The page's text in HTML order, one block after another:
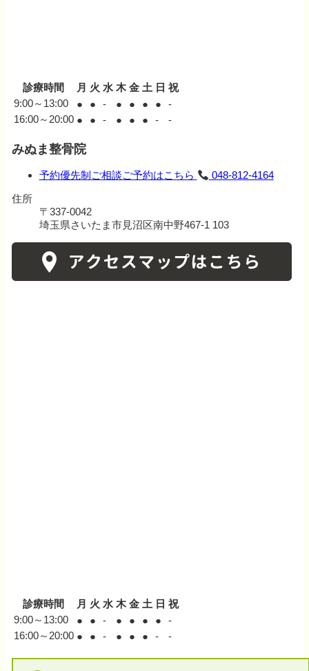
診療時間 月 火 水 木 金 土 日 祝
9:00～13:00
● ● - ● ● ● ●
-
16:00～20:00 ● ● - ● ● ● - -
みぬま整骨院
予約優先制 ご相談ご予約はこちら
048-812-4164
住所
〒337-0042
埼玉県さいたま市見沼区南中野467-1 103
診療時間 月 火 水 木 金 土 日 祝
9:00～13:00
● ● - ● ● ● ●
-
16:00～20:00 ● ● - ● ● ● - -